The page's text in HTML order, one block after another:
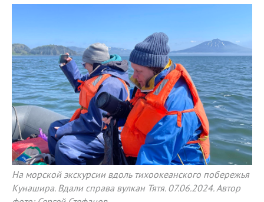
На морской экскурсии вдоль тихоокеанского побережья
Кунашира. Вдали справа вулкан Тятя. 07.06.2024. Автор